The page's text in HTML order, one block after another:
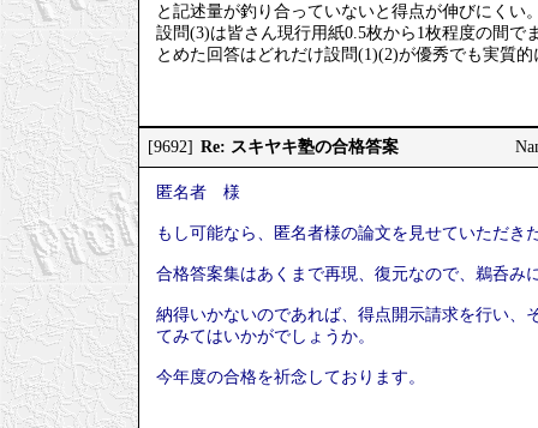
と記述量が釣り合っていないと得点が伸びにくい
設問(3)は皆さん現行用紙0.5枚から1枚程度の間で
とめた回答はどれだけ設問(1)(2)が優秀でも実質
[9692] Re: スキヤキ塾の合格答案
匿名者 様
もし可能なら、匿名者様の論文を見せていただ
合格答案集はあくまで再現、復元なので、鵜呑み
納得いかないのであれば、得点開示請求を行い
てみてはいかがでしょうか。
今年度の合格を祈念しております。